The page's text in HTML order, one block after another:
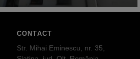
CONTACT
Str. Mihai Eminescu, nr. 35,